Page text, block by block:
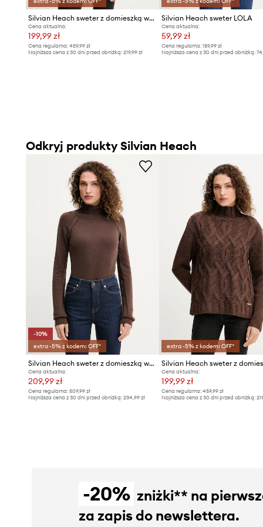
Silvian Heach sweter z domieszką wełny HENRY
Cena aktualna:
199,99 zł
Cena regularna: 459,99 zł
Najniższa cena z 30 dni przed obniżką: 219,99 zł
Silvian Heach sweter LOLA
Cena aktualna:
59,99 zł
Cena regularna:189,99 zł
Najniższa cena z 30 dni przed obniżką:
Odkryj produkty Silvian Heach
-10%
extra -5% z kodem: OFF*
Silvian Heach sweter z domieszką wełny SAM
Cena aktualna:
209,99 zł
Cena regularna: 509,99 zł
Najniższa cena z 30 dni przed obniżką: 234,99 zł
extra -5% z kodem: OFF*
Cena aktualna:
199,99 zł
Cena regularna:459,99 zł
Najniższa cena z 30 dni przed obniżką:
-20% zniżki** na
za zapis do newslettera.